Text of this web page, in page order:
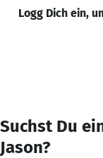
Logg Dich ein,
Suchst Du
Jason?